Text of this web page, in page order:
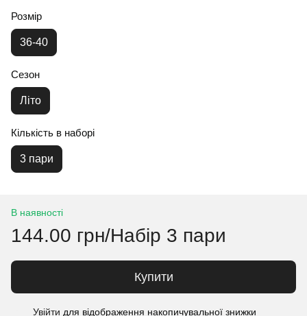
Розмір
36-40
Сезон
Літо
Кількість в наборі
3 пари
В наявності
144.00 грн/Набір 3 пари
Купити
Увійти для відображення накопичувальної знижки